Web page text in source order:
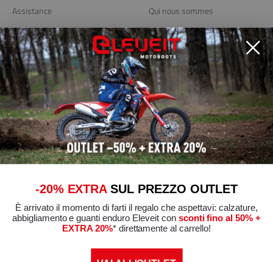
Assistance
Livraison et retours
Qui nous sommes
Blog
Store Locator
Liens utiles
Politique de confidentialité
Politique de cookies
Modifier les préférences de
Cookies
Conditions générales de vente
Certifications de conformité
-20% EXTRASUL PREZZO OUTLET
È arrivato il momento di farti il regalo che aspettavi: calzature,
abbigliamento e guanti enduro Eleveit con sconti fino al 50% +
EXTRA 20%* direttamente al carrello!